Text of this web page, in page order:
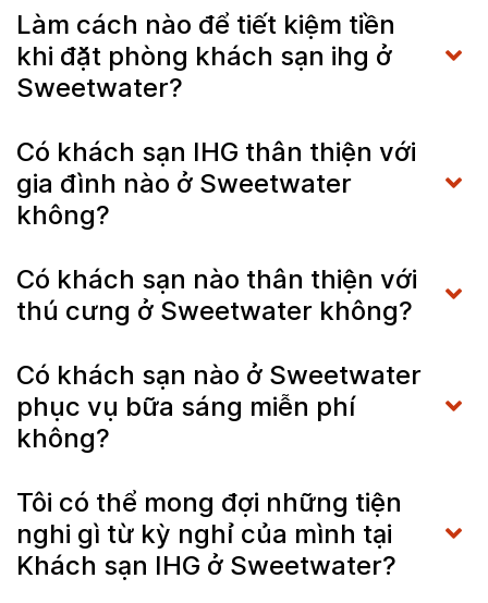
Làm cách nào để tiết kiệm tiền
khi đặt phòng khách sạn ihg ở
Sweetwater?
Có khách sạn IHG thân thiện với
gia đình nào ở Sweetwater
không?
Có khách sạn nào thân thiện với
thú cưng ở Sweetwater không?
Có khách sạn nào ở Sweetwater
phục vụ bữa sáng miễn phí
không?
Tôi có thể mong đợi những tiện
nghi gì từ kỳ nghỉ của mình tại
Khách sạn IHG ở Sweetwater?